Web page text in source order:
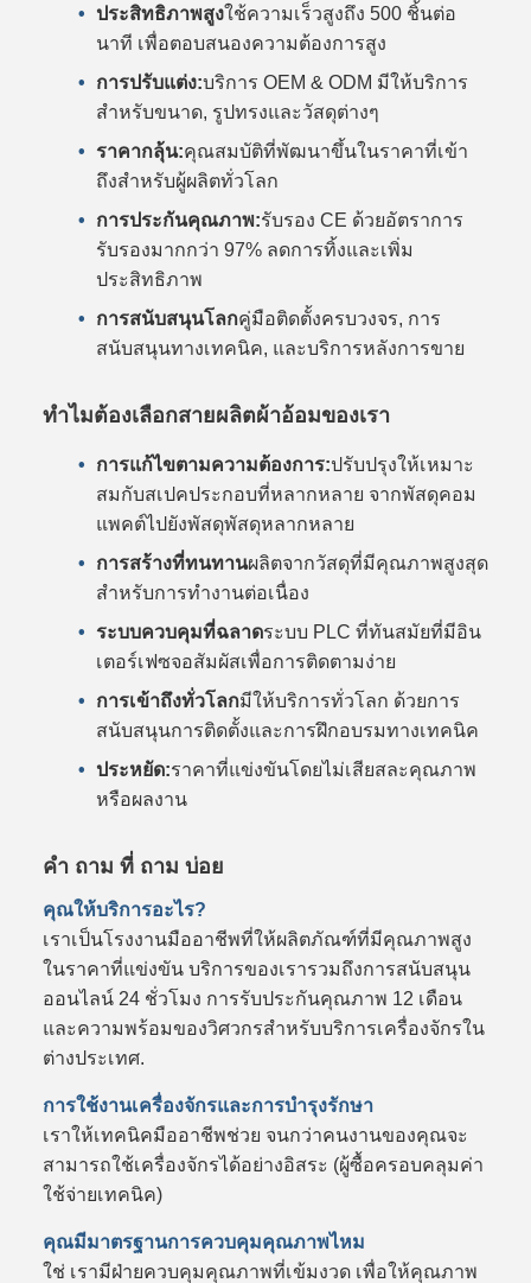
ประสิทธิภาพสูงใช้ความเร็วสูงถึง 500 ชิ้นต่อ
นาที เพื่อตอบสนองความต้องการสูง
การปรับแต่ง:บริการ OEM & ODM มีให้บริการ
สําหรับขนาด, รูปทรงและวัสดุต่างๆ
ราคากลุ้น:คุณสมบัติที่พัฒนาขึ้นในราคาที่เข้า
ถึงสําหรับผู้ผลิตทั่วโลก
การประกันคุณภาพ:รับรอง CE ด้วยอัตราการ
รับรองมากกว่า 97% ลดการทิ้งและเพิ่ม
ประสิทธิภาพ
การสนับสนุนโลกคู่มือติดตั้งครบวงจร, การ
สนับสนุนทางเทคนิค, และบริการหลังการขาย
ทําไมต้องเลือกสายผลิตผ้าอ้อมของเรา
การแก้ไขตามความต้องการ:ปรับปรุงให้เหมาะ
สมกับสเปคประกอบที่หลากหลาย จากพัสดุคอม
แพคต์ไปยังพัสดุพัสดุหลากหลาย
การสร้างที่ทนทานผลิตจากวัสดุที่มีคุณภาพสูงสุด
สําหรับการทํางานต่อเนื่อง
ระบบควบคุมที่ฉลาดระบบ PLC ที่ทันสมัยที่มีอิน
เตอร์เฟซจอสัมผัสเพื่อการติดตามง่าย
การเข้าถึงทั่วโลกมีให้บริการทั่วโลก ด้วยการ
สนับสนุนการติดตั้งและการฝึกอบรมทางเทคนิค
ประหยัด:ราคาที่แข่งขันโดยไม่เสียสละคุณภาพ
หรือผลงาน
คํา ถาม ที่ ถาม บ่อย
คุณให้บริการอะไร?
เราเป็นโรงงานมืออาชีพที่ให้ผลิตภัณฑ์ที่มีคุณภาพสูง
ในราคาที่แข่งขัน บริการของเรารวมถึงการสนับสนุน
ออนไลน์ 24 ชั่วโมง การรับประกันคุณภาพ 12 เดือน
และความพร้อมของวิศวกรสําหรับบริการเครื่องจักรใน
ต่างประเทศ.
การใช้งานเครื่องจักรและการบํารุงรักษา
เราให้เทคนิคมืออาชีพช่วย จนกว่าคนงานของคุณจะ
สามารถใช้เครื่องจักรได้อย่างอิสระ (ผู้ซื้อครอบคลุมค่า
ใช้จ่ายเทคนิค)
คุณมีมาตรฐานการควบคุมคุณภาพไหม
ใช่ เรามีฝ่ายควบคุมคุณภาพที่เข้มงวด เพื่อให้คุณภาพ